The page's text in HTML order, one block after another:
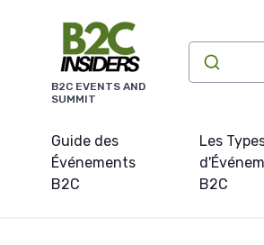
B2C EVENTS AND
SUMMIT
Guide des
Événements
B2C
Les
B2C